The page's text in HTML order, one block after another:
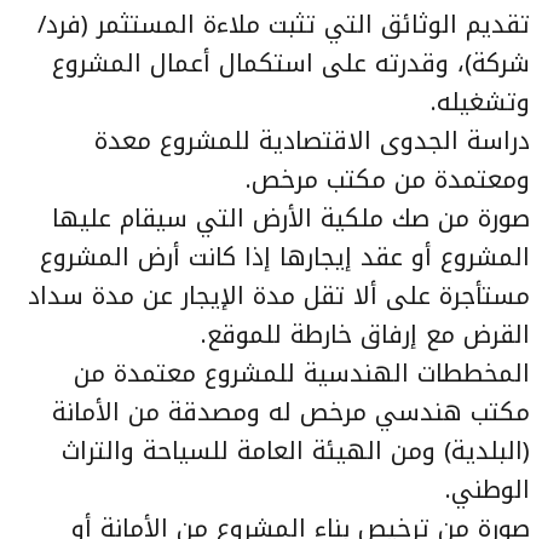
تقديم الوثائق التي تثبت ملاءة المستثمر (فرد/
شركة)، وقدرته على استكمال أعمال المشروع
وتشغيله.
دراسة الجدوى الاقتصادية للمشروع معدة
ومعتمدة من مكتب مرخص.
صورة من صك ملكية الأرض التي سيقام عليها
المشروع أو عقد إيجارها إذا كانت أرض المشروع
مستأجرة على ألا تقل مدة الإيجار عن مدة سداد
القرض مع إرفاق خارطة للموقع.
المخططات الهندسية للمشروع معتمدة من
مكتب هندسي مرخص له ومصدقة من الأمانة
(البلدية) ومن الهيئة العامة للسياحة والتراث
الوطني.
صورة من ترخيص بناء المشروع من الأمانة أو